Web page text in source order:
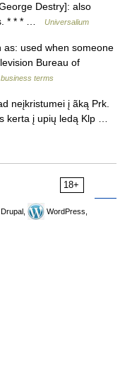
Destry]: also
* * * …
Universalium
used when someone
Bureau of
terms
neįkristumei į ãką Prk.
kerta į upių ledą Klp …
18+
Drupal,
WordPress,